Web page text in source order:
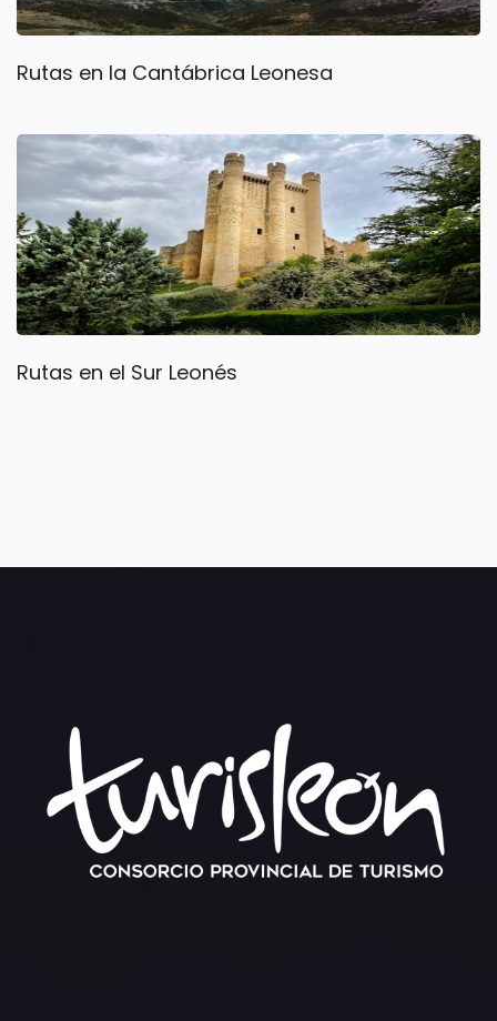
Rutas en la Cantábrica Leonesa
Rutas en el Sur Leonés